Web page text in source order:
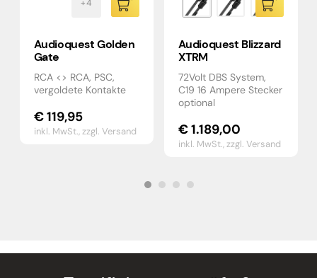
Audioquest Golden
Gate
RCA <> RCA, PSC,
vergoldete Kontakte
€119,95
inkl. MwSt.,zzgl. Versand
Audioquest Blizzard
XTRM
72Volt DBS System,
C19 16 Ampere Stecker
optional
€1.189,00
inkl. MwSt.,zzgl. Versand